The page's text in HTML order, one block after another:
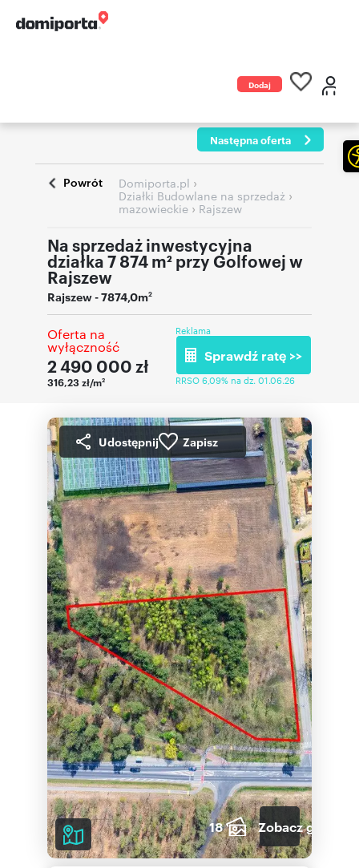
Dodaj
Następna oferta
Powrót Domiporta.pl ›
Działki Budowlane na sprzedaż ›
mazowieckie › Rajszew
Na sprzedaż inwestycyjna
działka 7 874 m² przy Golfowej w
Rajszew
Rajszew- 7874,0m2
Oferta na
wyłączność
2 490 000 zł
316,23 zł/m2
Reklama
Sprawdź ratę >>
RRSO 6,09% na dz. 01.06.26
Udostępnij Zapisz
18 Zobacz galerię